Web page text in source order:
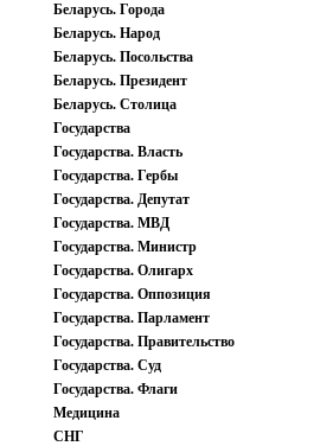
Беларусь. Города
Беларусь. Народ
Беларусь. Посольства
Беларусь. Президент
Беларусь. Столица
Государства
Государства. Власть
Государства. Гербы
Государства. Депутат
Государства. МВД
Государства. Министр
Государства. Олигарх
Государства. Оппозиция
Государства. Парламент
Государства. Правительство
Государства. Суд
Государства. Флаги
Медицина
СНГ